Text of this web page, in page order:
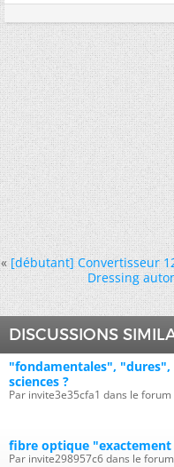
« [débutant] Convertisseur
Dressing
DISCUSSIONS
"fondamentales",
sciences ?
Par invite3e35cfa1 dans le
fibre optique
Par invite298957c6 dans le